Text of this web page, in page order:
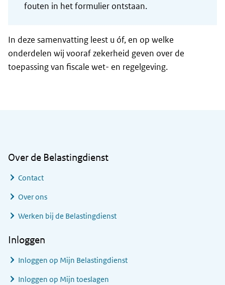
fouten in het formulier ontstaan.
In deze samenvatting leest u óf, en op welke
onderdelen wij vooraf zekerheid geven over de
toepassing van fiscale wet- en regelgeving.
Over de Belastingdienst
Contact
Over ons
Werken bij de Belastingdienst
Inloggen
Inloggen op Mijn Belastingdienst
Inloggen op Mijn toeslagen